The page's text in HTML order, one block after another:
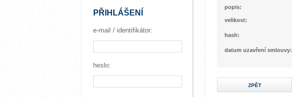
PŘIHLÁŠENÍ
e-mail / identifikátor:
heslo:
popis:
velikost:
hash:
datum uzavření smlouvy:
ZPĚT